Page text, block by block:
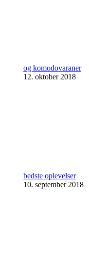
og komodovaraner
12. oktober 2018
bedste oplevelser
10. september 2018